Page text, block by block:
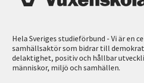
Hela Sveriges studieförbund - Vi är en
samhällsaktör som bidrar till
delaktighet, positiv och hållbar
människor, miljö och samhällen.